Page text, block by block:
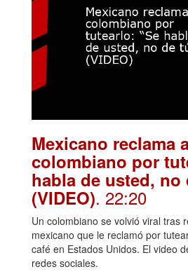
Mexicano reclama
colombiano por
habla de usted, no
(VIDEO). 22:20
Un colombiano se volvió viral tras
mexicano que le reclamó por
café en Estados Unidos. El video
redes sociales.